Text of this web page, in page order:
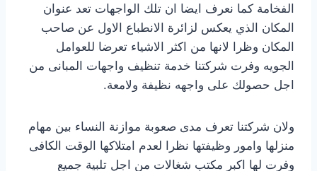
الفخامة كما نعرف ايضا ان تلك الواجهات تعد عنوان
المكان الذي يعكس لزائرة الانطباع الاول عن صاحب
المكان وظرا لانها من اكثر الاشياء تعرضا للعوامل
الجويه وفرت شركتنا خدمة تنظيف واجهات المبانى من
اجل حصولك على واجهه نظيفة ولامعة.
ولان شركتنا تعرف مدى صعوبة موازنة النساء بين مهام
منزلها وامور وظيفتها نظرا لعدم امتلاكها الوقت الكافى
وفرت لها اكبر مكتب شغالات من اجل تلبية جميع